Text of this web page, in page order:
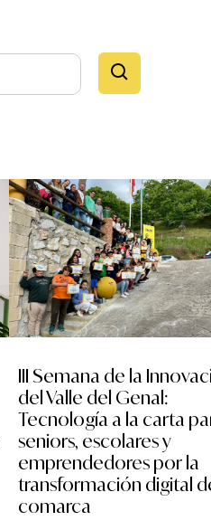
III Semana de la
del Valle del Genal:
Tecnología a la carta
seniors, escolares y
emprendedores por la
transformación digital
comarca